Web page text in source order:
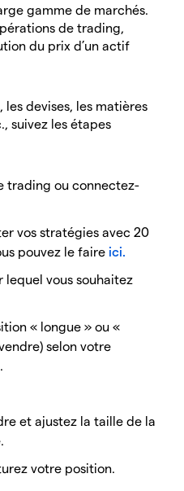
gamme de marchés.
de trading,
du prix d’un actif
les devises, les matières
suivez les étapes
trading ou connectez-
vos stratégies avec 20
pouvez le faire ici.
lequel vous souhaitez
« longue » ou «
selon votre
et ajustez la taille de la
votre position.